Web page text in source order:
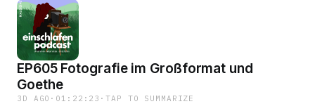
EP605 Fotografie im Großformat und
Goethe
3D AGO · 01:22:23 ·TAP TO SUMMARIZE